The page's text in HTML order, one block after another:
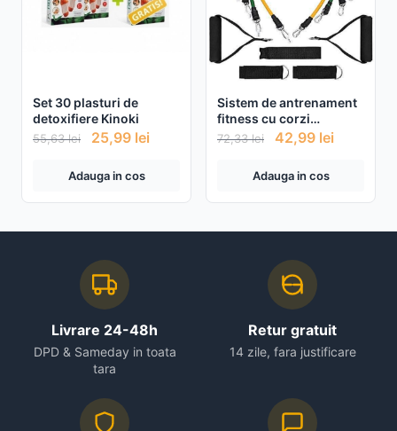
Set 30 plasturi de
detoxifiere Kinoki
55,63lei 25,99 lei
Adauga in cos
Sistem de antrenament
fitness cu corzi
extensibile, prinderi
multiple, 11 piese
72,33lei 42,99 lei
Adauga in cos
Livrare 24-48h
DPD & Sameday in toata
tara
Retur gratuit
14 zile, fara justificare